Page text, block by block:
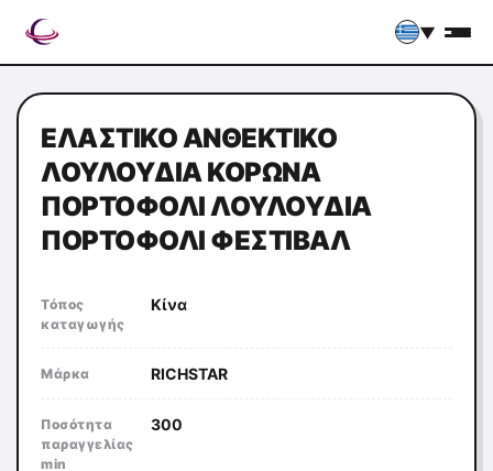
▼
ΕΛΑΣΤΙΚΌ ΑΝΘΕΚΤΙΚΌ
ΛΟΥΛΟΎΔΙΑ ΚΟΡΏΝΑ
ΠΟΡΤΟΦΌΛΙ ΛΟΥΛΟΎΔΙΑ
ΠΟΡΤΟΦΌΛΙ ΦΕΣΤΙΒΆΛ
Τόπος
καταγωγής
Κίνα
Μάρκα RICHSTAR
Ποσότητα
παραγγελίας
min
300